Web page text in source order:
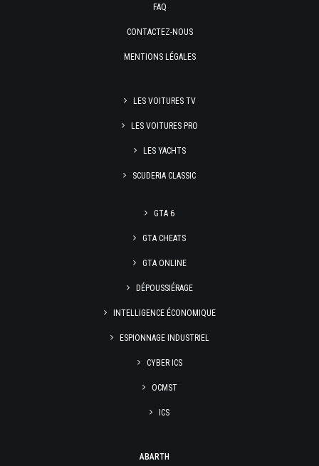
FAQ
CONTACTEZ-NOUS
MENTIONS LÉGALES
LES VOITURES TV
LES VOITURES PRO
LES YACHTS
SCUDERIA CLASSIC
GTA 6
GTA CHEATS
GTA ONLINE
DÉPOUSSIÉRAGE
INTELLIGENCE ÉCONOMIQUE
ESPIONNAGE INDUSTRIEL
CYBER ICS
OCMST
ICS
ABARTH